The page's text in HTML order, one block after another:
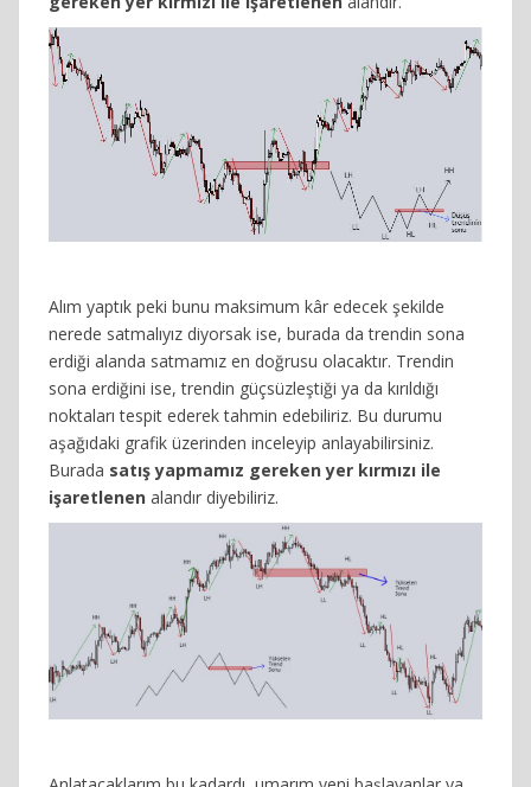
Alım yaptık peki bunu maksimum kâr edecek şekilde
nerede satmalıyız diyorsak ise, burada da trendin sona
erdiği alanda satmamız en doğrusu olacaktır. Trendin
sona erdiğini ise, trendin güçsüzleştiği ya da kırıldığı
noktaları tespit ederek tahmin edebiliriz. Bu durumu
aşağıdaki grafik üzerinden inceleyip anlayabilirsiniz.
Burada satış yapmamız gereken yer kırmızı ile
işaretlenen alandır diyebiliriz.